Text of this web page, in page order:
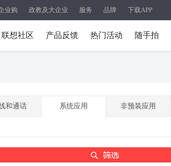
业购 政教及大企业 服务 品牌 下载APP
联想社区 产品反馈 热门活动 随手拍
和通话 系统应用 非预装应用